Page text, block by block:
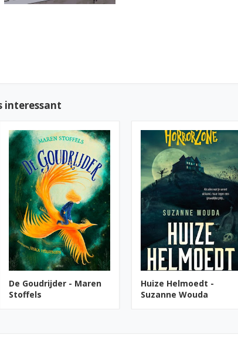
interessant
De Goudrijder - Maren
Stoffels
Huize Helmoedt -
Suzanne Wouda